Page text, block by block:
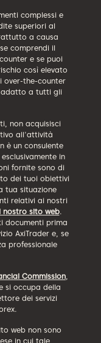
complessi e
superiori al
a causa
comprendi il
e se puoi
così elevato
over-the-counter
adatto a tutti gli
non acquisisci
all'attività
è un consulente
in
fornite sono di
dei tuoi obiettivi
tua situazione
relativi ai nostri
nostro sito web.
documenti prima
AxiTrader e, se
professionale
Commission,
si occupa della
dei servizi
web non sono
in cui tale